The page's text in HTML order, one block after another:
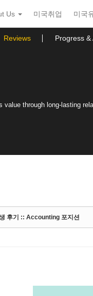
Us 미국취업 미국
Reviews Progress
value through long-lasting
후기 :: Accounting 포지션